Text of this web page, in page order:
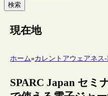
検索
現在地
ホーム»カレントアウェアネス-
SPARC Japan セミ